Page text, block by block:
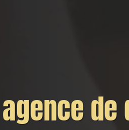
agence